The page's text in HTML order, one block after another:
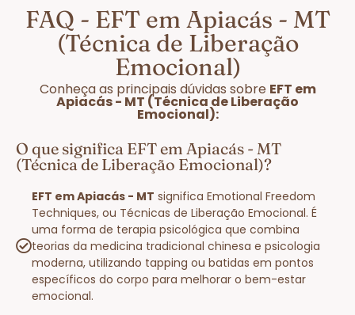
FAQ - EFT em Apiacás - MT
(Técnica de Liberação
Emocional)
Conheça as principais dúvidas sobre EFT em
Apiacás - MT (Técnica de Liberação
Emocional):
O que significa EFT em Apiacás - MT
(Técnica de Liberação Emocional)?
EFT em Apiacás - MT significa Emotional Freedom
Techniques, ou Técnicas de Liberação Emocional. É
uma forma de terapia psicológica que combina
teorias da medicina tradicional chinesa e psicologia
moderna, utilizando tapping ou batidas em pontos
específicos do corpo para melhorar o bem-estar
emocional.